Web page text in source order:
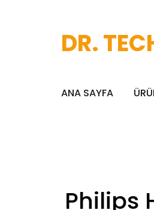
DR.
ANA SAYFA
Philips